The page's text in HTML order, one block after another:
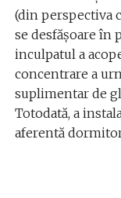
(din perspectiva
se desfăşoare în
inculpatul a
concentrare a
suplimentar de
Totodată, a
aferentă